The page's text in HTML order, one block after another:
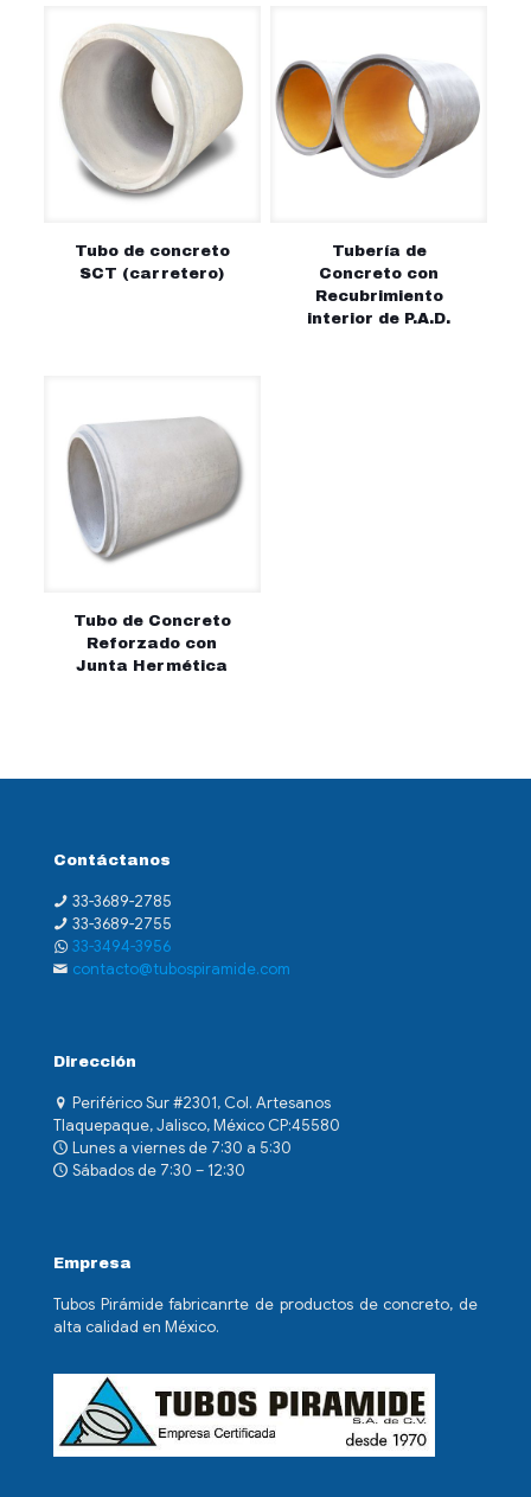
Tubo de concreto
SCT (carretero)
Tubería de
Concreto con
Recubrimiento
interior de P.A.D.
Tubo de Concreto
Reforzado con
Junta Hermética
Contáctanos
33-3689-2785
33-3689-2755
33-3494-3956
contacto@tubospiramide.com
Dirección
Periférico Sur #2301, Col. Artesanos
Tlaquepaque, Jalisco, México CP:45580
Lunes a viernes de 7:30 a 5:30
Sábados de 7:30 – 12:30
Empresa
Tubos Pirámide fabricanrte de productos de concreto, de
alta calidad en México.